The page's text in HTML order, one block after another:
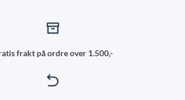
frakt på ordre over 1.500,-